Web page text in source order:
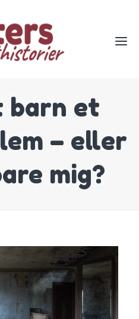
barn et
– eller
mig?